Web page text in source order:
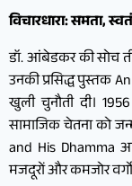
विचारधारा: समता,
डॉ. आंबेडकर की सोच
उनकी प्रसिद्ध पुस्तक
खुली चुनौती दी।
सामाजिक चेतना को
and His Dhamma
मजदूरों और कमजोर